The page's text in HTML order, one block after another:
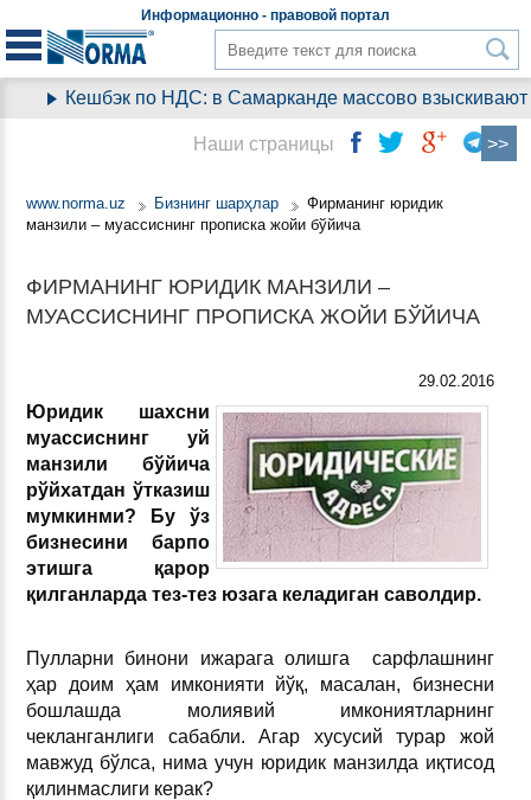
Информационно - правовой портал
Кешбэк по НДС: в Самарканде массово взыскивают
www.norma.uz Бизнинг шарҳлар
Фирманинг юридик
манзили – муассиснинг прописка жойи бўйича
ФИРМАНИНГ ЮРИДИК МАНЗИЛИ –
МУАССИСНИНГ ПРОПИСКА ЖОЙИ БЎЙИЧА
29.02.2016
Юридик шахсни
муассиснинг уй
манзили бўйича
рўйхатдан ўтказиш
мумкинми? Бу ўз
бизнесини барпо
этишга қарор
қилганларда тез-тез юзага келадиган саволдир.
Пулларни бинони ижарага олишга
сарфлашнинг
ҳар доим ҳам имконияти йўқ, масалан, бизнесни
бошлашда молиявий имкониятларнинг
чекланганлиги сабабли. Агар хусусий турар жой
мавжуд бўлса, нима учун юридик манзилда иқтисод
қилинмаслиги керак?
Наши страницы